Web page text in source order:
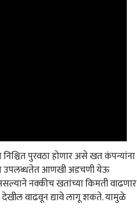
पुरवठा होणार असे खत कंपन्यांना
उपलब्धतेत आणखी अडचणी येऊ
नक्कीच खतांच्या किमती वाढणार
वाढवून द्यावे लागू शकते. यामुळे